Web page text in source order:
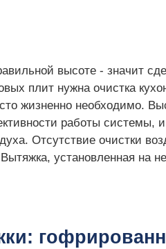
высоте - значит
плит нужна очистка
жизненно необходимо.
работы системы,
Отсутствие очистки
установленная на